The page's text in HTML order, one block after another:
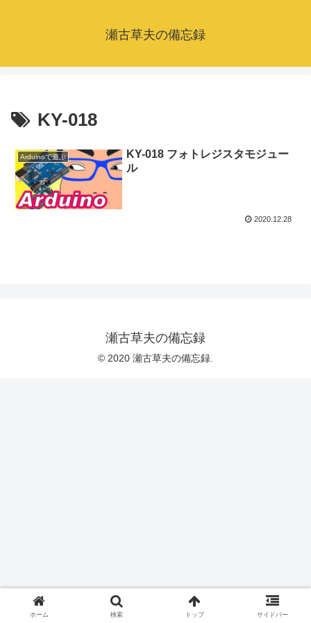
瀬古草夫の備忘録
KY-018
Arduinoで遊ぶ
KY-018 フォトレジスタモジュー
ル
2020.12.28
瀬古草夫の備忘録
© 2020 瀬古草夫の備忘録.
ホーム 検索 トップ サイドバー